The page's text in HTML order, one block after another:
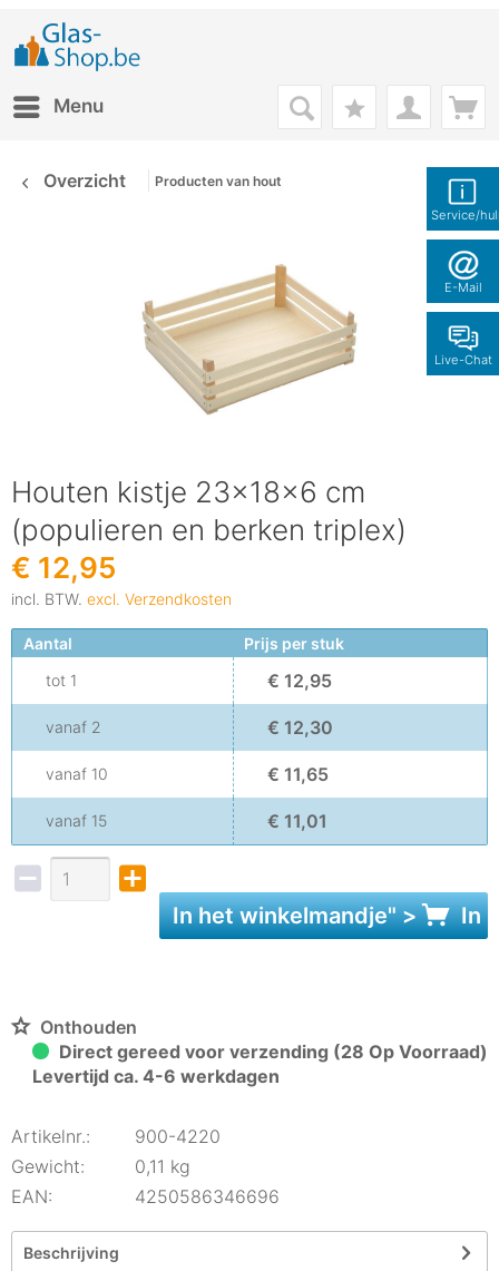
Service/
E-Mail
Live-Chat
Menu
Overzicht Producten van hout
Houten kistje 23x18x6 cm
(populieren en berken triplex)
€ 12,95
incl. BTW. excl. Verzendkosten
Aantal
Prijs per stuk
tot 1 € 12,95
vanaf 2 € 12,30
vanaf 10 € 11,65
vanaf 15 € 11,01
In hetwinkelmandje" > In
Onthouden
Direct gereed voor verzending (28 Op Voorraad)
Levertijd ca. 4-6 werkdagen
Artikelnr.:
900-4220
Gewicht:
0,11 kg
EAN:
4250586346696
Beschrijving